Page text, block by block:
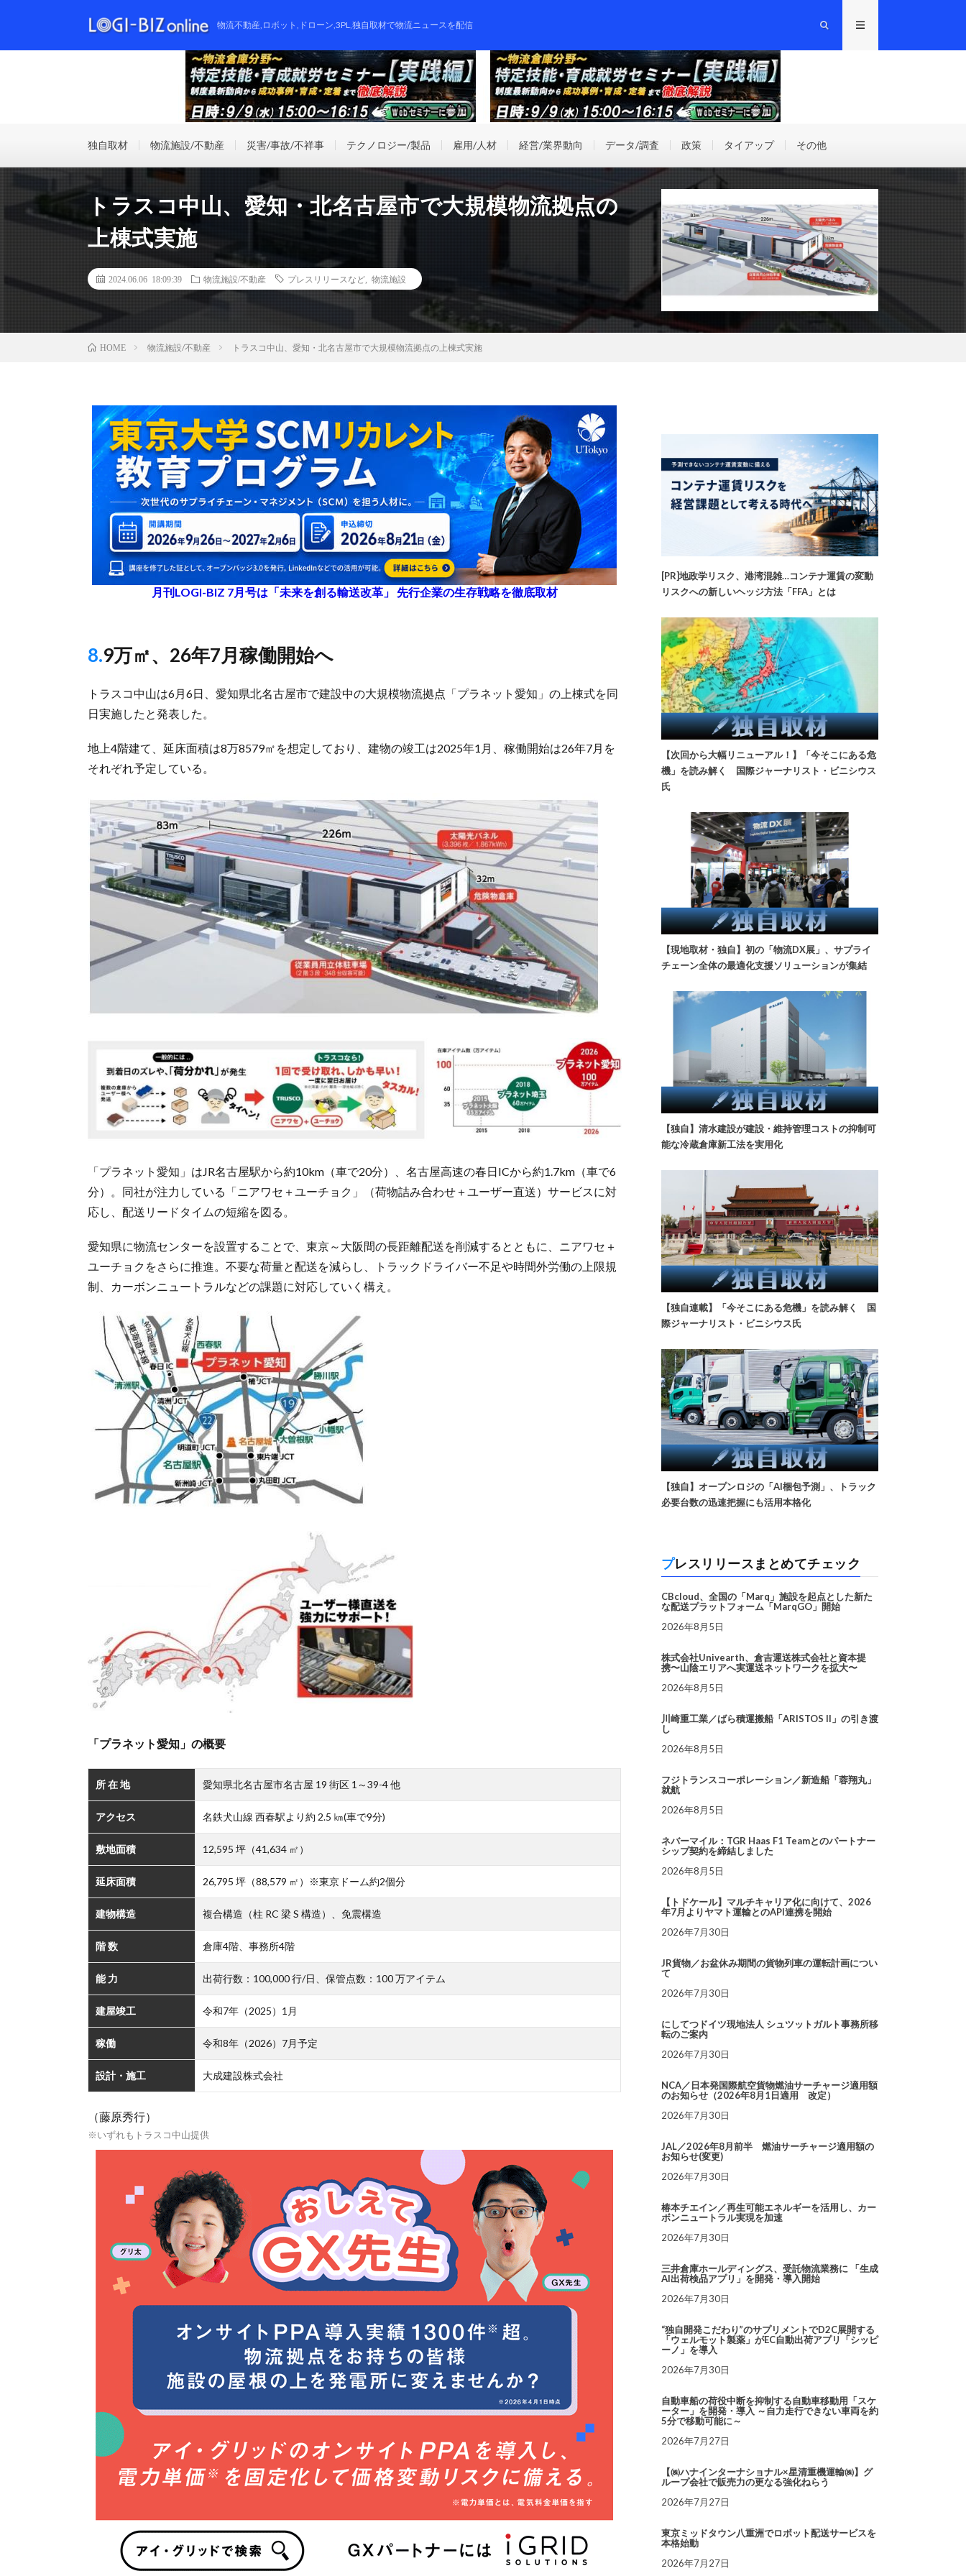
物流不動産,ロボット,ドローン,3PL,独自取材で物流ニュースを配信
独自取材 物流施設/不動産 災害/事故/不祥事 テクノロジー/製品 雇用/人材 経営/業界動向 データ/調査 政策 タイアップ その他
トラスコ中山、愛知・北名古屋市で大規模物流拠点の
上棟式実施
2024.06.06 18:09:39 物流施設/不動産 プレスリリースなど 物流施設
HOME 物流施設/不動産 トラスコ中山、愛知・北名古屋市で大規模物流拠点の上棟式実施
月刊LOGI-BIZ 7月号は「未来を創る輸送改革」 先行企業の生存戦略を徹底取材
8.9万㎡、26年7月稼働開始へ
トラスコ中山は6月6日、愛知県北名古屋市で建設中の大規模物流拠点「プラネット愛知」の上棟式を同
日実施したと発表した。
地上4階建て、延床面積は8万8579㎡を想定しており、建物の竣工は2025年1月、稼働開始は26年7月を
それぞれ予定している。
「プラネット愛知」はJR名古屋駅から約10km（車で20分）、名古屋高速の春日ICから約1.7km（車で6
分）。同社が注力している「ニアワセ＋ユーチョク」（荷物詰み合わせ＋ユーザー直送）サービスに対
応し、配送リードタイムの短縮を図る。
愛知県に物流センターを設置することで、東京～大阪間の長距離配送を削減するとともに、ニアワセ＋
ユーチョクをさらに推進。不要な荷量と配送を減らし、トラックドライバー不足や時間外労働の上限規
制、カーボンニュートラルなどの課題に対応していく構え。
「プラネット愛知」の概要
所 在 地 愛知県北名古屋市名古屋 19 街区 1～39-4 他
アクセス 名鉄犬山線 西春駅より約 2.5 ㎞(車で9分)
敷地面積 12,595 坪（41,634 ㎡）
延床面積 26,795 坪（88,579 ㎡）※東京ドーム約2個分
建物構造 複合構造（柱 RC 梁 S 構造）、免震構造
階 数 倉庫4階、事務所4階
能 力 出荷行数：100,000 行/日、保管点数：100 万アイテム
建屋竣工 令和7年（2025）1月
稼働 令和8年（2026）7月予定
設計・施工 大成建設株式会社
（藤原秀行）
※いずれもトラスコ中山提供
[PR]地政学リスク、港湾混雑…コンテナ運賃の変動
リスクへの新しいヘッジ方法「FFA」とは
【次回から大幅リニューアル！】「今そこにある危
機」を読み解く 国際ジャーナリスト・ビニシウス
氏
【現地取材・独自】初の「物流DX展」、サプライ
チェーン全体の最適化支援ソリューションが集結
【独自】清水建設が建設・維持管理コストの抑制可
能な冷蔵倉庫新工法を実用化
【独自連載】「今そこにある危機」を読み解く 国
際ジャーナリスト・ビニシウス氏
【独自】オープンロジの「AI梱包予測」、トラック
必要台数の迅速把握にも活用本格化
プレスリリースまとめてチェック
CBcloud、全国の「Marq」施設を起点とした新た
な配送プラットフォーム「MarqGO」開始
2026年8月5日
株式会社Univearth、倉吉運送株式会社と資本提
携〜山陰エリアへ実運送ネットワークを拡大〜
2026年8月5日
川崎重工業／ばら積運搬船「ARISTOS II」の引き渡
し
2026年8月5日
フジトランスコーポレーション／新造船「蓉翔丸」
就航
2026年8月5日
ネバーマイル：TGR Haas F1 Teamとのパートナー
シップ契約を締結しました
2026年8月5日
【トドケール】マルチキャリア化に向けて、2026
年7月よりヤマト運輸とのAPI連携を開始
2026年7月30日
JR貨物／お盆休み期間の貨物列車の運転計画につい
て
2026年7月30日
にしてつドイツ現地法人 シュツットガルト事務所移
転のご案内
2026年7月30日
NCA／日本発国際航空貨物燃油サーチャージ適用額
のお知らせ（2026年8月1日適用 改定）
2026年7月30日
JAL／2026年8月前半 燃油サーチャージ適用額の
お知らせ(変更)
2026年7月30日
椿本チエイン／再生可能エネルギーを活用し、カー
ボンニュートラル実現を加速
2026年7月30日
三井倉庫ホールディングス、受託物流業務に 「生成
AI出荷検品アプリ」を開発・導入開始
2026年7月30日
“独自開発こだわり”のサプリメントでD2C展開する
「ウェルモット製薬」がEC自動出荷アプリ「シッピ
ーノ」を導入
2026年7月30日
自動車船の荷役中断を抑制する自動車移動用「スケ
ーター」を開発・導入 ～自力走行できない車両を約
5分で移動可能に～
2026年7月27日
【㈱ハナインターナショナル×星清重機運輸㈱】グ
ループ会社で販売力の更なる強化ねらう
2026年7月27日
東京ミッドタウン八重洲でロボット配送サービスを
本格始動
2026年7月27日